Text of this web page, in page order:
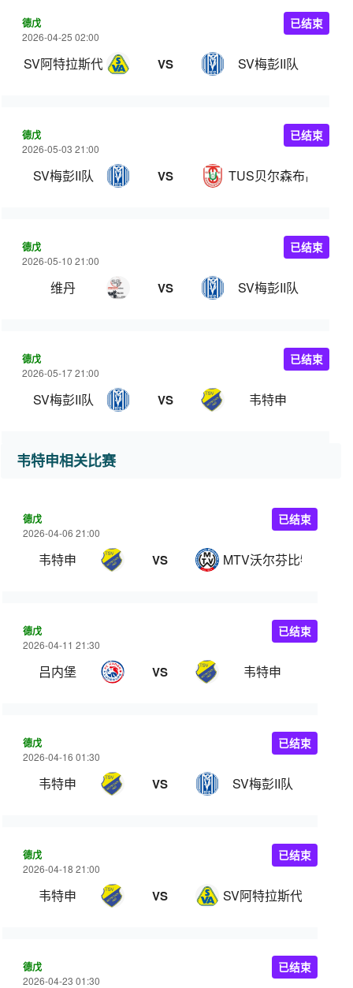
德戊
2026-04-25 02:00
SV阿特拉斯代 VS SV梅彭II队
已结束
德戊
2026-05-03 21:00
SV梅彭II队 VS TUS贝尔森布吕克
已结束
德戊
2026-05-10 21:00
维丹 VS SV梅彭II队
已结束
德戊
2026-05-17 21:00
SV梅彭II队 VS 韦特申
已结束
韦特申相关比赛
德戊
2026-04-06 21:00
韦特申 VS MTV沃尔芬比特尔
已结束
德戊
2026-04-11 21:30
吕内堡 VS 韦特申
已结束
德戊
2026-04-16 01:30
韦特申 VS SV梅彭II队
已结束
德戊
2026-04-18 21:00
韦特申 VS SV阿特拉斯代
已结束
德戊
2026-04-23 01:30
已结束